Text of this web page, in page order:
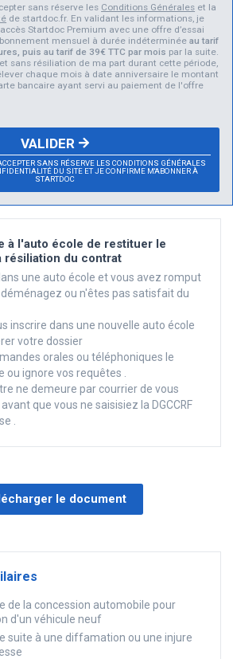
sans réserve les Conditions Générales et la
de startdoc.fr. En validant les informations, je
Startdoc Premium avec une offre d’essai
mensuel à durée indéterminéeau tarif
puis au tarif de 39€ TTC par mois par la suite.
et sans résiliation de ma part durant cette période,
chaque mois à date anniversaire le montant
bancaire ayant servi au paiement de l'offre
SANS RÉSERVE LES CONDITIONS GÉNÉRALES
DU SITE ET JE CONFIRME M'ABONNER À
STARTDOC
VALIDER
à l'auto école de restituer le
résiliation du contrat
une auto école et vous avez romput
ou n'êtes pas satisfait du
inscrire dans une nouvelle auto école
votre dossier
orales ou téléphoniques le
ignore vos requêtes .
ne demeure par courrier de vous
que vous ne saisisiez la DGCCRF
.
le document
de la concession automobile pour
d'un véhicule neuf
suite à une diffamation ou une injure